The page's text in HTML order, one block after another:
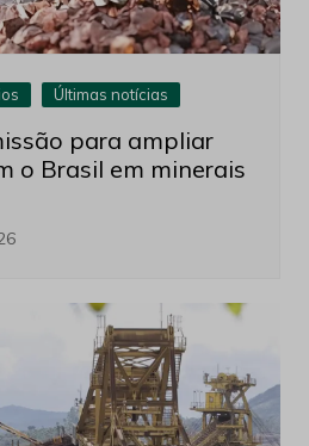
Últimas notícias
para ampliar
o Brasil em minerais